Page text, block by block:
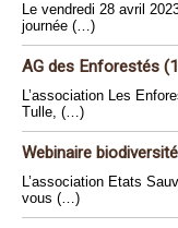
Le vendredi 28 avril
journée (…)
AG des Enforestés
L’association Les
Tulle, (…)
Webinaire
L’association Etats
vous (…)